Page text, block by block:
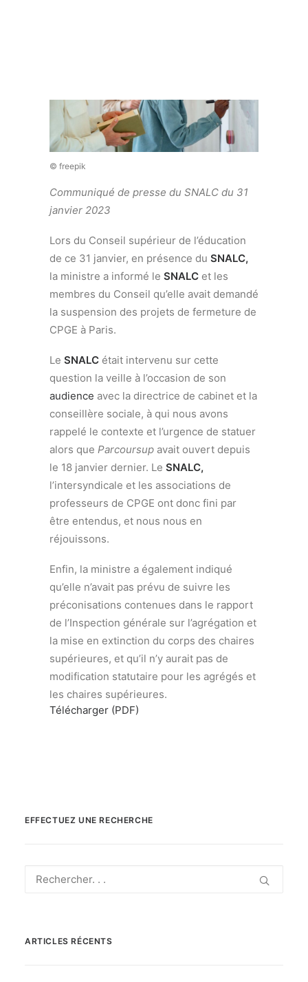
© freepik
Communiqué de presse du SNALC du 31
janvier 2023
Lors du Conseil supérieur de l’éducation
de ce 31 janvier, en présence du SNALC,
la ministre a informé le SNALC et les
membres du Conseil qu’elle avait demandé
la suspension des projets de fermeture de
CPGE à Paris.
Le SNALC était intervenu sur cette
question la veille à l’occasion de son
audience avec la directrice de cabinet et la
conseillère sociale, à qui nous avons
rappelé le contexte et l’urgence de statuer
alors que Parcoursup avait ouvert depuis
le 18 janvier dernier. Le SNALC,
l’intersyndicale et les associations de
professeurs de CPGE ont donc fini par
être entendus, et nous nous en
réjouissons.
Enfin, la ministre a également indiqué
qu’elle n’avait pas prévu de suivre les
préconisations contenues dans le rapport
de l’Inspection générale sur l’agrégation et
la mise en extinction du corps des chaires
supérieures, et qu’il n’y aurait pas de
modification statutaire pour les agrégés et
les chaires supérieures.
Télécharger (PDF)
EFFECTUEZ UNE RECHERCHE
ARTICLES RÉCENTS